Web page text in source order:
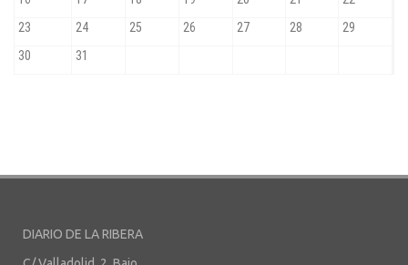
DIARIO DE LA RIBERA